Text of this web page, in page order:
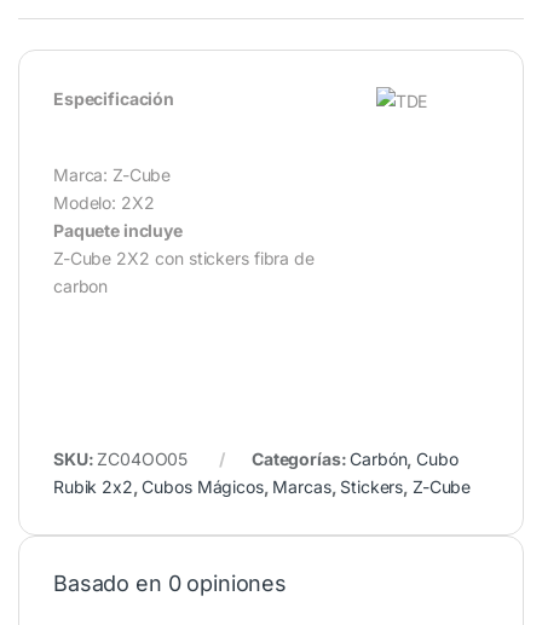
Especificación
Marca: Z-Cube
Modelo: 2X2
Paquete incluye
Z-Cube 2X2 con stickers fibra de
carbon
SKU:ZC04OO05 Categorías:Carbón,Cubo
Rubik 2x2,Cubos Mágicos, Marcas, Stickers, Z-Cube
Basado en 0 opiniones